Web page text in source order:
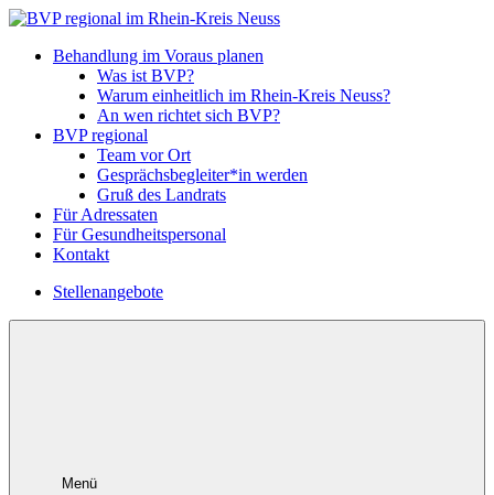
Behandlung im Voraus planen
Was ist BVP?
Warum einheitlich im Rhein-Kreis Neuss?
An wen richtet sich BVP?
BVP regional
Team vor Ort
Gesprächsbegleiter*in werden
Gruß des Landrats
Für Adressaten
Für Gesundheitspersonal
Kontakt
Stellenangebote
Menü